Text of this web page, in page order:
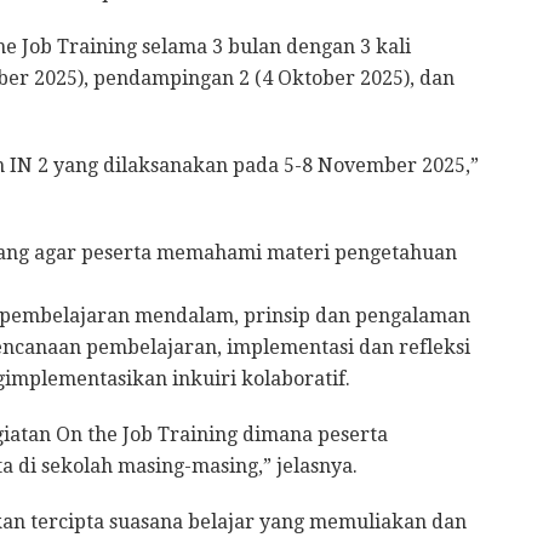
Job Training selama 3 bulan dengan 3 kali
2025), pendampingan 2 (4 Oktober 2025), dan
2 yang dilaksanakan pada 5-8 November 2025,”
agar peserta memahami materi pengetahuan
mendalam, prinsip dan pengalaman
pembelajaran, implementasi dan refleksi
inkuiri kolaboratif.
On the Job Training dimana peserta
sekolah masing-masing,” jelasnya.
tercipta suasana belajar yang memuliakan dan